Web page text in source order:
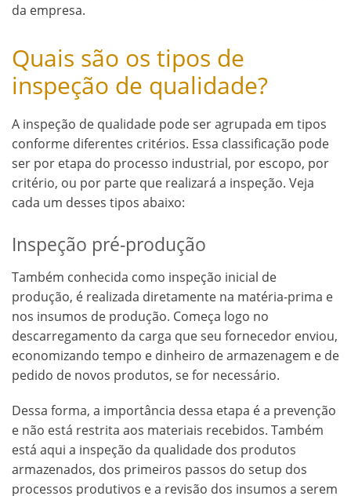
da empresa.
Quais são os tipos de
inspeção de qualidade?
A inspeção de qualidade pode ser agrupada em tipos
conforme diferentes critérios. Essa classificação pode
ser por etapa do processo industrial, por escopo, por
critério, ou por parte que realizará a inspeção. Veja
cada um desses tipos abaixo:
Inspeção pré-produção
Também conhecida como inspeção inicial de
produção, é realizada diretamente na matéria-prima e
nos insumos de produção. Começa logo no
descarregamento da carga que seu fornecedor enviou,
economizando tempo e dinheiro de armazenagem e de
pedido de novos produtos, se for necessário.
Dessa forma, a importância dessa etapa é a prevenção
e não está restrita aos materiais recebidos. Também
está aqui a inspeção da qualidade dos produtos
armazenados, dos primeiros passos do setup dos
processos produtivos e a revisão dos insumos a serem